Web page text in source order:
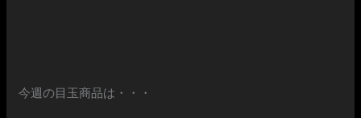
今週の目玉商品は・・・